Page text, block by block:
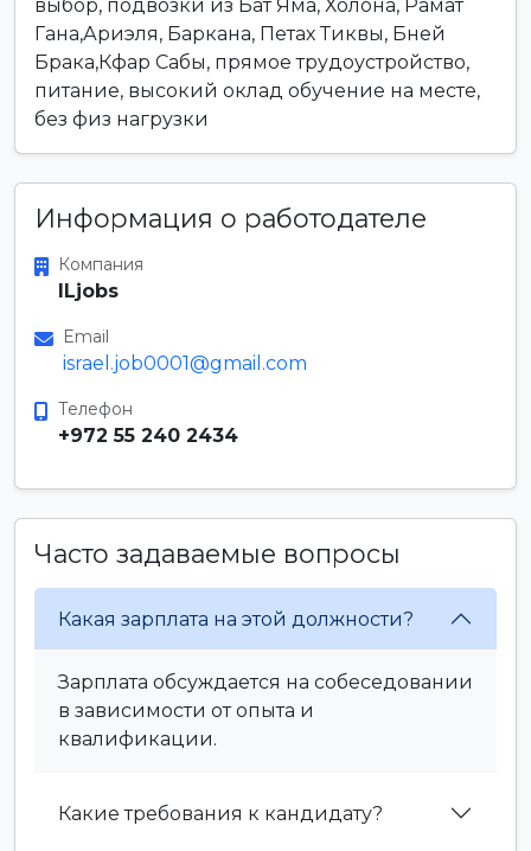
выбор, подвозки из Бат Яма, Холона, Рамат
Гана,Ариэля, Баркана, Петах Тиквы, Бней
Брака,Кфар Сабы, прямое трудоустройство,
питание, высокий оклад обучение на месте,
без физ нагрузки
Информация о работодателе
Компания
ILjobs
Email
israel.job0001@gmail.com
Телефон
+972 55 240 2434
Часто задаваемые вопросы
Какая зарплата на этой должности?
Зарплата обсуждается на собеседовании
в зависимости от опыта и
квалификации.
Какие требования к кандидату?